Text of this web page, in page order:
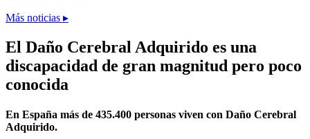
Más noticias ▸
El Daño Cerebral Adquirido es una
discapacidad de gran magnitud pero poco
conocida
En España más de 435.400 personas viven con Daño Cerebral
Adquirido.